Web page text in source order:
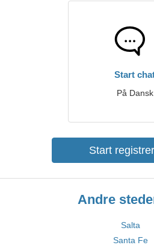
Start
På Dansk
Start
Andre
Salta
Santa Fe